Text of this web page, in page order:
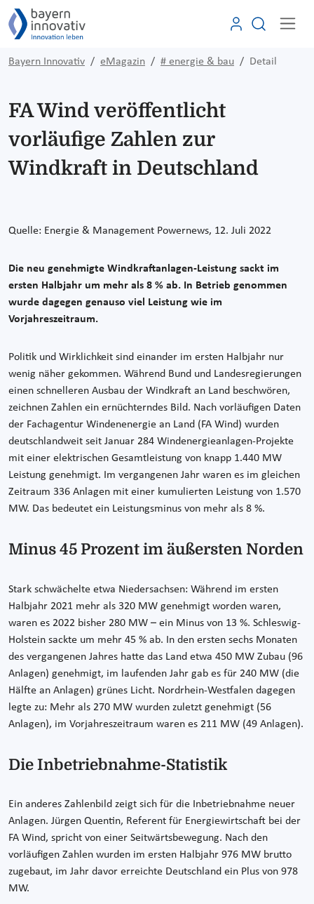
Bayern Innovativ eMagazin # energie & bau Detail
FA Wind veröffentlicht
vorläufige Zahlen zur
Windkraft in Deutschland
Quelle: Energie & Management Powernews, 12. Juli 2022
Die neu genehmigte Windkraftanlagen-Leistung sackt im
ersten Halbjahr um mehr als 8 % ab. In Betrieb genommen
wurde dagegen genauso viel Leistung wie im
Vorjahreszeitraum.
Politik und Wirklichkeit sind einander im ersten Halbjahr nur
wenig näher gekommen. Während Bund und Landesregierungen
einen schnelleren Ausbau der Windkraft an Land beschwören,
zeichnen Zahlen ein ernüchterndes Bild. Nach vorläufigen Daten
der Fachagentur Windenenergie an Land (FA Wind) wurden
deutschlandweit seit Januar 284 Windenergieanlagen-Projekte
mit einer elektrischen Gesamtleistung von knapp 1.440 MW
Leistung genehmigt. Im vergangenen Jahr waren es im gleichen
Zeitraum 336 Anlagen mit einer kumulierten Leistung von 1.570
MW. Das bedeutet ein Leistungsminus von mehr als 8 %.
Minus 45 Prozent im äußersten Norden
Stark schwächelte etwa Niedersachsen: Während im ersten
Halbjahr 2021 mehr als 320 MW genehmigt worden waren,
waren es 2022 bisher 280 MW – ein Minus von 13 %. Schleswig-
Holstein sackte um mehr 45 % ab. In den ersten sechs Monaten
des vergangenen Jahres hatte das Land etwa 450 MW Zubau (96
Anlagen) genehmigt, im laufenden Jahr gab es für 240 MW (die
Hälfte an Anlagen) grünes Licht. Nordrhein-Westfalen dagegen
legte zu: Mehr als 270 MW wurden zuletzt genehmigt (56
Anlagen), im Vorjahreszeitraum waren es 211 MW (49 Anlagen).
Die Inbetriebnahme-Statistik
Ein anderes Zahlenbild zeigt sich für die Inbetriebnahme neuer
Anlagen. Jürgen Quentin, Referent für Energiewirtschaft bei der
FA Wind, spricht von einer Seitwärtsbewegung. Nach den
vorläufigen Zahlen wurden im ersten Halbjahr 976 MW brutto
zugebaut, im Jahr davor erreichte Deutschland ein Plus von 978
MW.